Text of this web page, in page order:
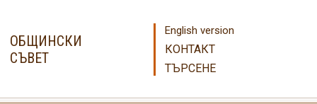
ОБЩИНСКИ
СЪВЕТ
English version
КОНТАКТ
ТЪРСЕНЕ